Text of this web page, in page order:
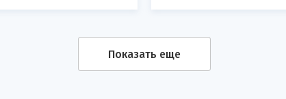
Показать еще